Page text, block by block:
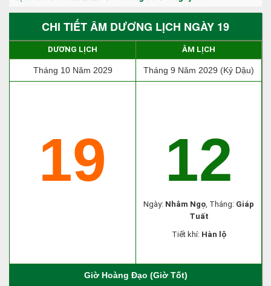
CHI TIẾT ÂM DƯƠNG LỊCH NGÀY 19
DƯƠNG LỊCH ÂM LỊCH
Tháng 10 Năm 2029 Tháng 9 Năm 2029 (Kỷ Dậu)
19 12
Ngày: Nhâm Ngọ, Tháng: Giáp
Tuất
Tiết khí: Hàn lộ
Giờ Hoàng Đạo (Giờ Tốt)